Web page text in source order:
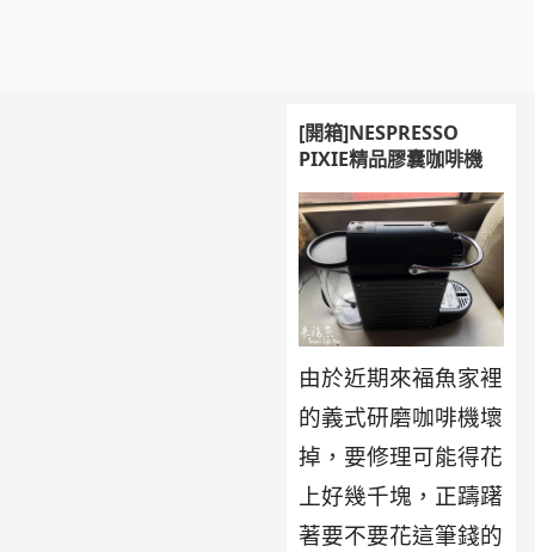
[開箱]NESPRESSO
PIXIE精品膠囊咖啡機
由於近期來福魚家裡
的義式研磨咖啡機壞
掉，要修理可能得花
上好幾千塊，正躊躇
著要不要花這筆錢的